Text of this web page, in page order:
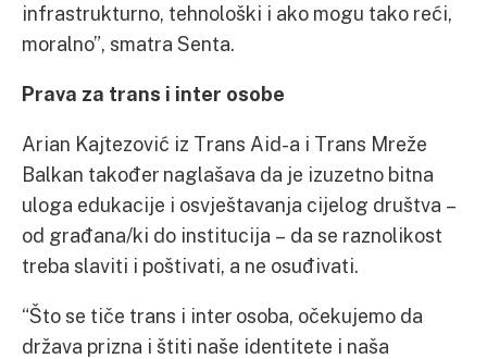
infrastrukturno, tehnološki i ako mogu tako reći,
moralno”, smatra Senta.
Prava za trans i inter osobe
Arian Kajtezović iz Trans Aid-a i Trans Mreže
Balkan također naglašava da je izuzetno bitna
uloga edukacije i osvještavanja cijelog društva –
od građana/ki do institucija – da se raznolikost
treba slaviti i poštivati, a ne osuđivati.
“Što se tiče trans i inter osoba, očekujemo da
država prizna i štiti naše identitete i naša